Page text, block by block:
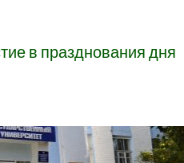
в празднования дня